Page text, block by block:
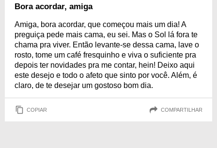
Bora acordar, amiga
Amiga, bora acordar, que começou mais um dia! A
preguiça pede mais cama, eu sei. Mas o Sol lá fora te
chama pra viver. Então levante-se dessa cama, lave o
rosto, tome um café fresquinho e viva o suficiente pra
depois ter novidades pra me contar, hein! Deixo aqui
este desejo e todo o afeto que sinto por você. Além, é
claro, de te desejar um gostoso bom dia.
COPIAR COMPARTILHAR